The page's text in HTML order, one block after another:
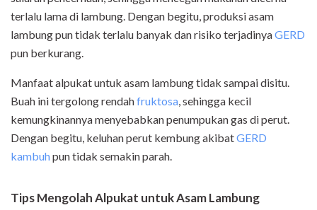
terlalu lama di lambung. Dengan begitu, produksi asam
lambung pun tidak terlalu banyak dan risiko terjadinyaGERD
pun berkurang.
Manfaat alpukat untuk asam lambung tidak sampai disitu.
Buah ini tergolong rendahfruktosa , sehingga kecil
kemungkinannya menyebabkan penumpukan gas di perut.
Dengan begitu, keluhan perut kembung akibatGERD
kambuhpun tidak semakin parah.
Tips Mengolah Alpukat untuk Asam Lambung